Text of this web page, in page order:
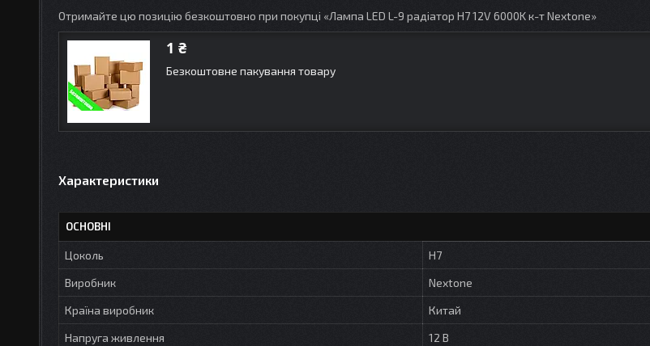
Отримайте цю позицію безкоштовно при покупці «Лампа LED L-9 радіатор H7 12V 6000K к-т Nextone»
1 ₴
Безкоштовне пакування товару
Характеристики
ОСНОВНІ
Цоколь
H7
Виробник
Nextone
Країна виробник
Китай
Напруга живлення
12 В